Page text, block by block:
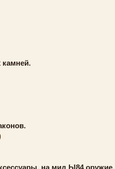
на мид Ы84 оружие.